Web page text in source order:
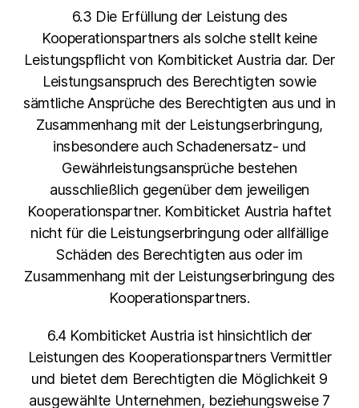
6.3 Die Erfüllung der Leistung des
Kooperationspartners als solche stellt keine
Leistungspflicht von Kombiticket Austria dar. Der
Leistungsanspruch des Berechtigten sowie
sämtliche Ansprüche des Berechtigten aus und in
Zusammenhang mit der Leistungserbringung,
insbesondere auch Schadenersatz- und
Gewährleistungsansprüche bestehen
ausschließlich gegenüber dem jeweiligen
Kooperationspartner. Kombiticket Austria haftet
nicht für die Leistungserbringung oder allfällige
Schäden des Berechtigten aus oder im
Zusammenhang mit der Leistungserbringung des
Kooperationspartners.
6.4 Kombiticket Austria ist hinsichtlich der
Leistungen des Kooperationspartners Vermittler
und bietet dem Berechtigten die Möglichkeit 9
ausgewählte Unternehmen, beziehungsweise 7